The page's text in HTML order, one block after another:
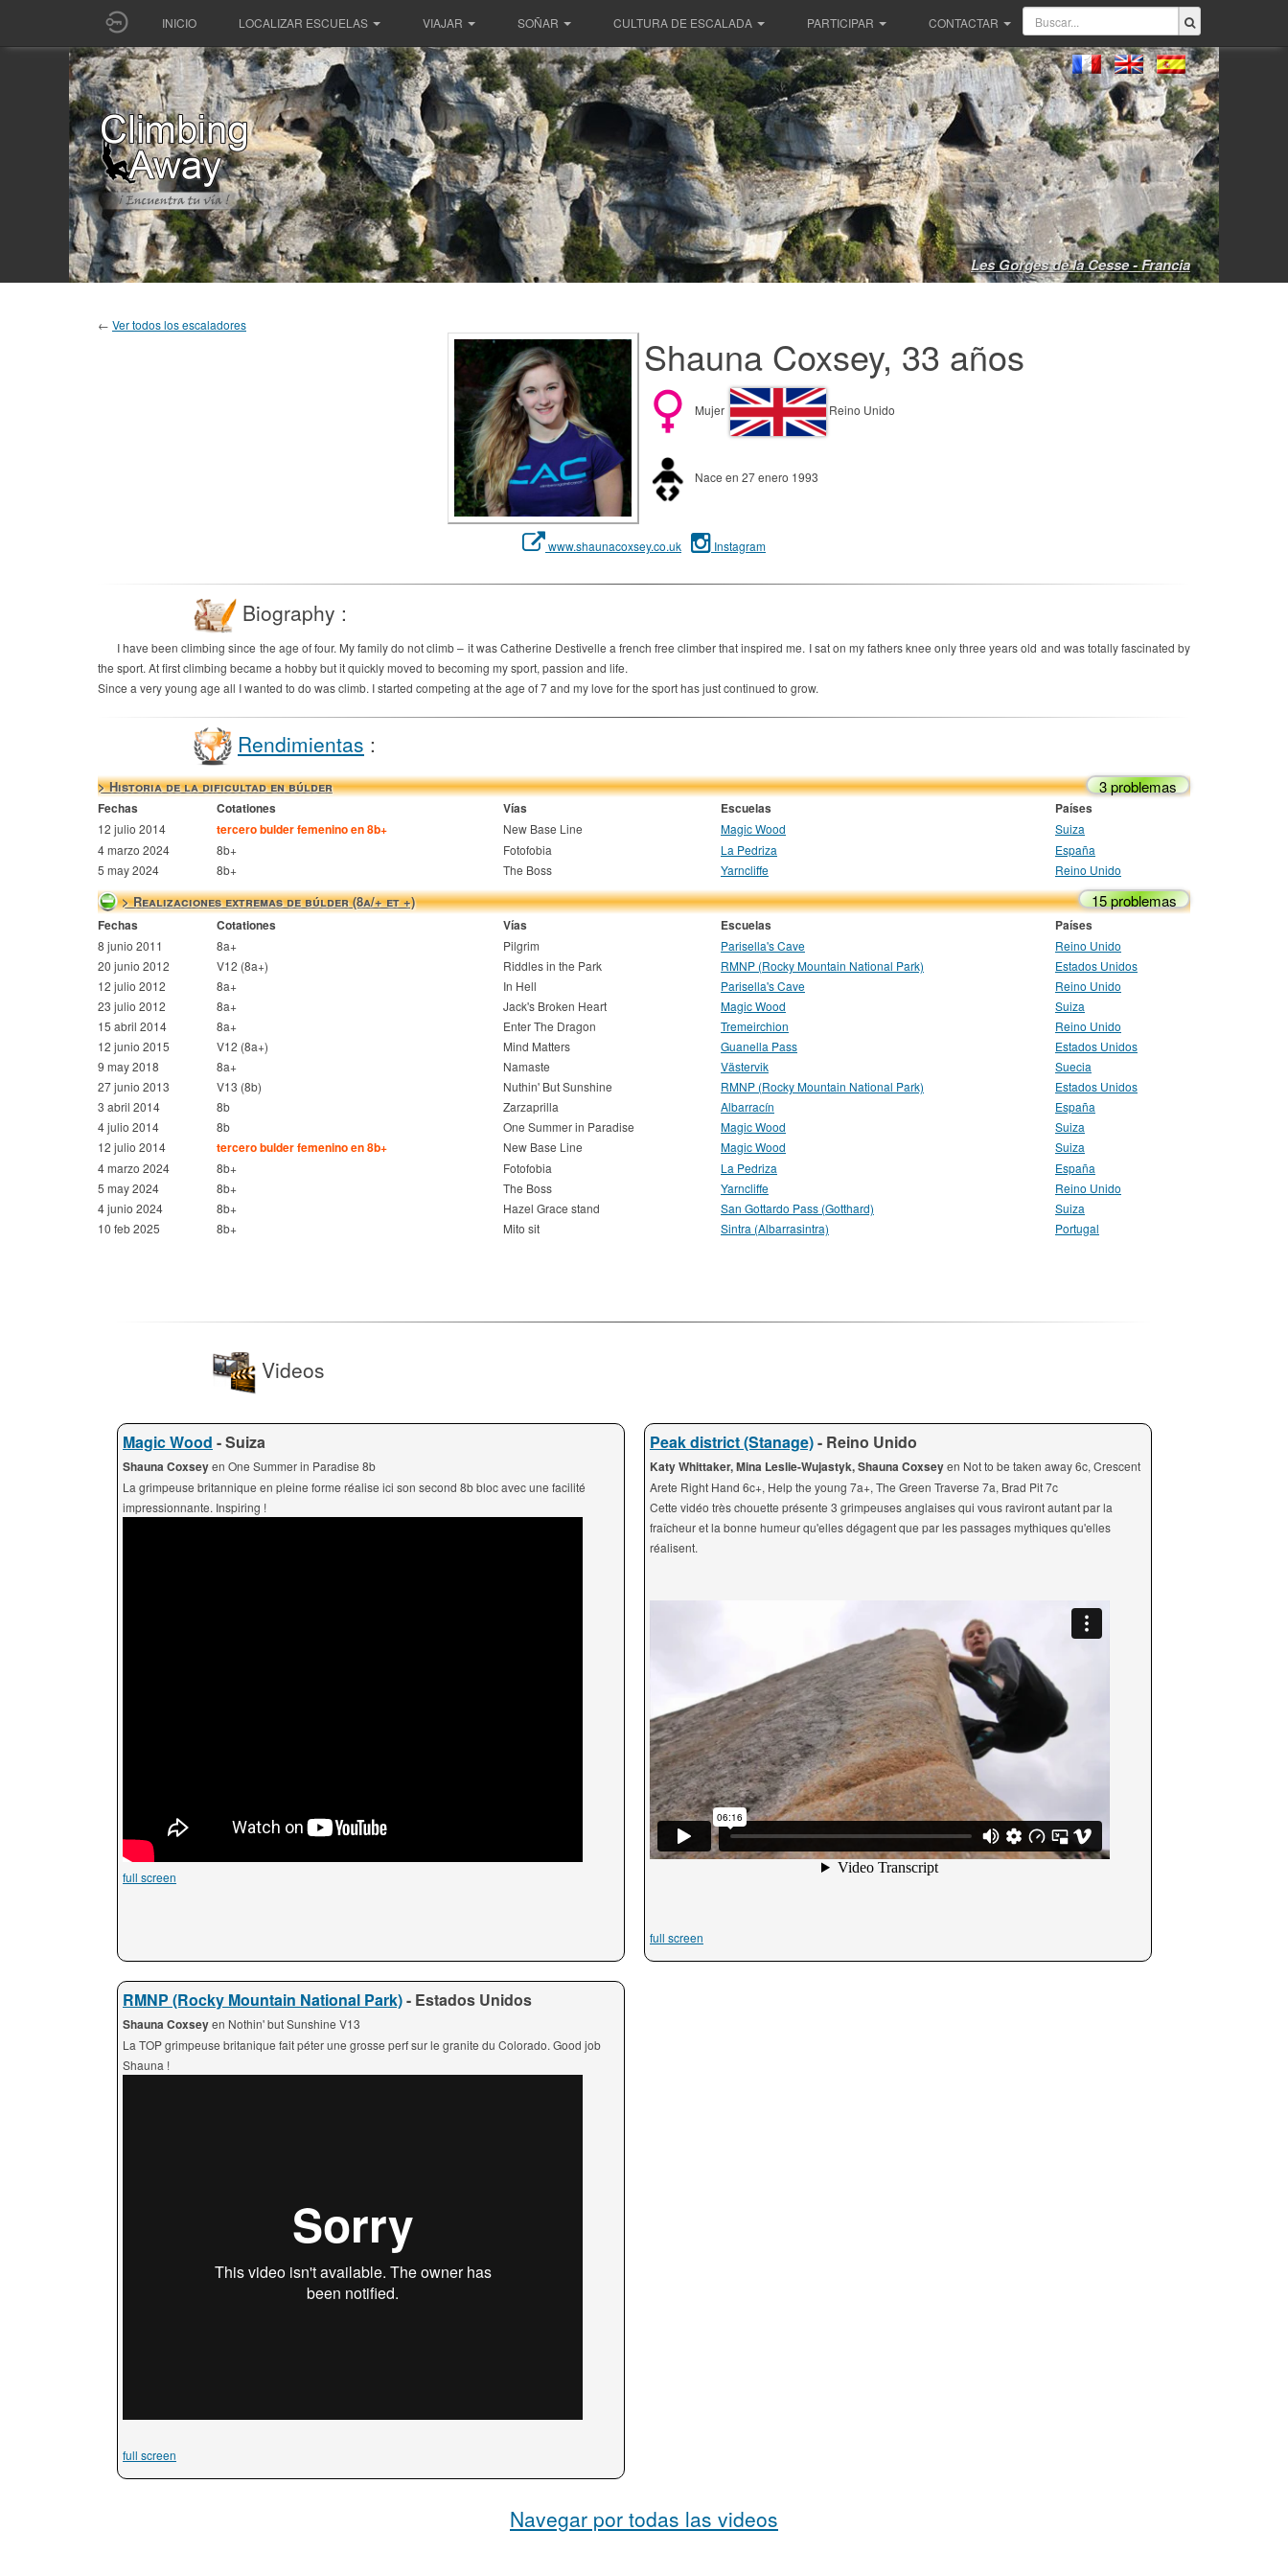
INICIO LOCALIZAR ESCUELAS VIAJAR SOÑAR CULTURA DE ESCALADA PARTICIPAR CONTACTAR
Les Gorges de la Cesse - Francia
← Ver todos los escaladores
Shauna Coxsey, 33 años
Mujer Reino Unido
Nace en 27 enero 1993
www.shaunacoxsey.co.uk Instagram
Biography :
I have been climbing since the age of four. My family do not climb – it was Catherine Destivelle a french free climber that inspired me. I sat on my fathers knee only three years old and was totally fascinated by
the sport. At first climbing became a hobby but it quickly moved to becoming my sport, passion and life.
Since a very young age all I wanted to do was climb. I started competing at the age of 7 and my love for the sport has just continued to grow.
Rendimientas :
> Historia de la dificultad en búlder 3 problemas
Fechas Cotationes Vías Escuelas Países
12 julio 2014 tercero bulder femenino en 8b+ New Base Line Magic Wood
Suiza
4 marzo 2024
8b+ Fotofobia La Pedriza
España
5 may 2024
8b+ The Boss Yarncliffe Reino Unido
> Realizaciones extremas de búlder (8a/+ et +) 15 problemas
Fechas Cotationes Vías Escuelas Países
8 junio 2011 8a+ Pilgrim Parisella's Cave
Reino Unido
20 junio 2012
V12 (8a+) Riddles in the Park RMNP (Rocky Mountain National Park)
Estados Unidos
12 julio 2012
8a+ In Hell Parisella's Cave
Reino Unido
23 julio 2012
8a+ Jack's Broken Heart Magic Wood
Suiza
15 abril 2014
8a+ Enter The Dragon Tremeirchion
Reino Unido
12 junio 2015
V12 (8a+) Mind Matters Guanella Pass
Estados Unidos
9 may 2018
8a+ Namaste Västervik
Suecia
27 junio 2013
V13 (8b) Nuthin' But Sunshine RMNP (Rocky Mountain National Park)
Estados Unidos
3 abril 2014
8b Zarzaprilla Albarracín
España
4 julio 2014
8b One Summer in Paradise Magic Wood
Suiza
12 julio 2014
tercero bulder femenino en 8b+ New Base Line Magic Wood
Suiza
4 marzo 2024
8b+ Fotofobia La Pedriza
España
5 may 2024
8b+ The Boss Yarncliffe
Reino Unido
4 junio 2024
8b+ Hazel Grace stand San Gottardo Pass (Gotthard)
Suiza
10 feb 2025
8b+ Mito sit Sintra (Albarrasintra) Portugal
Videos
Magic Wood - Suiza
Shauna Coxseyen One Summer in Paradise 8b
La grimpeuse britannique en pleine forme réalise ici son second 8b bloc avec une facilité
impressionnante. Inspiring !
full screen
Peak district (Stanage)- Reino Unido
Katy Whittaker, Mina Leslie-Wujastyk, Shauna Coxseyen Not to be taken away 6c, Crescent
Arete Right Hand 6c+, Help the young 7a+, The Green Traverse 7a, Brad Pit 7c
Cette vidéo très chouette présente 3 grimpeuses anglaises qui vous raviront autant par la
fraîcheur et la bonne humeur qu'elles dégagent que par les passages mythiques qu'elles
réalisent.
full screen
RMNP (Rocky Mountain National Park)- Estados Unidos
Shauna Coxseyen Nothin' but Sunshine V13
La TOP grimpeuse britanique fait péter une grosse perf sur le granite du Colorado. Good job
Shauna !
full screen
Navegar por todas las videos